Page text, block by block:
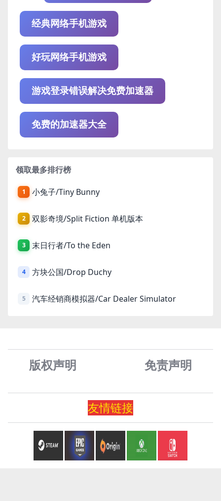
经典网络手机游戏
好玩网络手机游戏
游戏登录错误解决免费加速器
免费的加速器大全
领取最多排行榜
1 小兔子/Tiny Bunny
2 双影奇境/Split Fiction 单机版本
3 末日行者/To the Eden
4 方块公国/Drop Duchy
5 汽车经销商模拟器/Car Dealer Simulator
版权声明 免责声明
友情链接